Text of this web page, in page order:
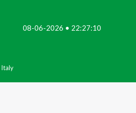
08-06-2026 • 22:27:10